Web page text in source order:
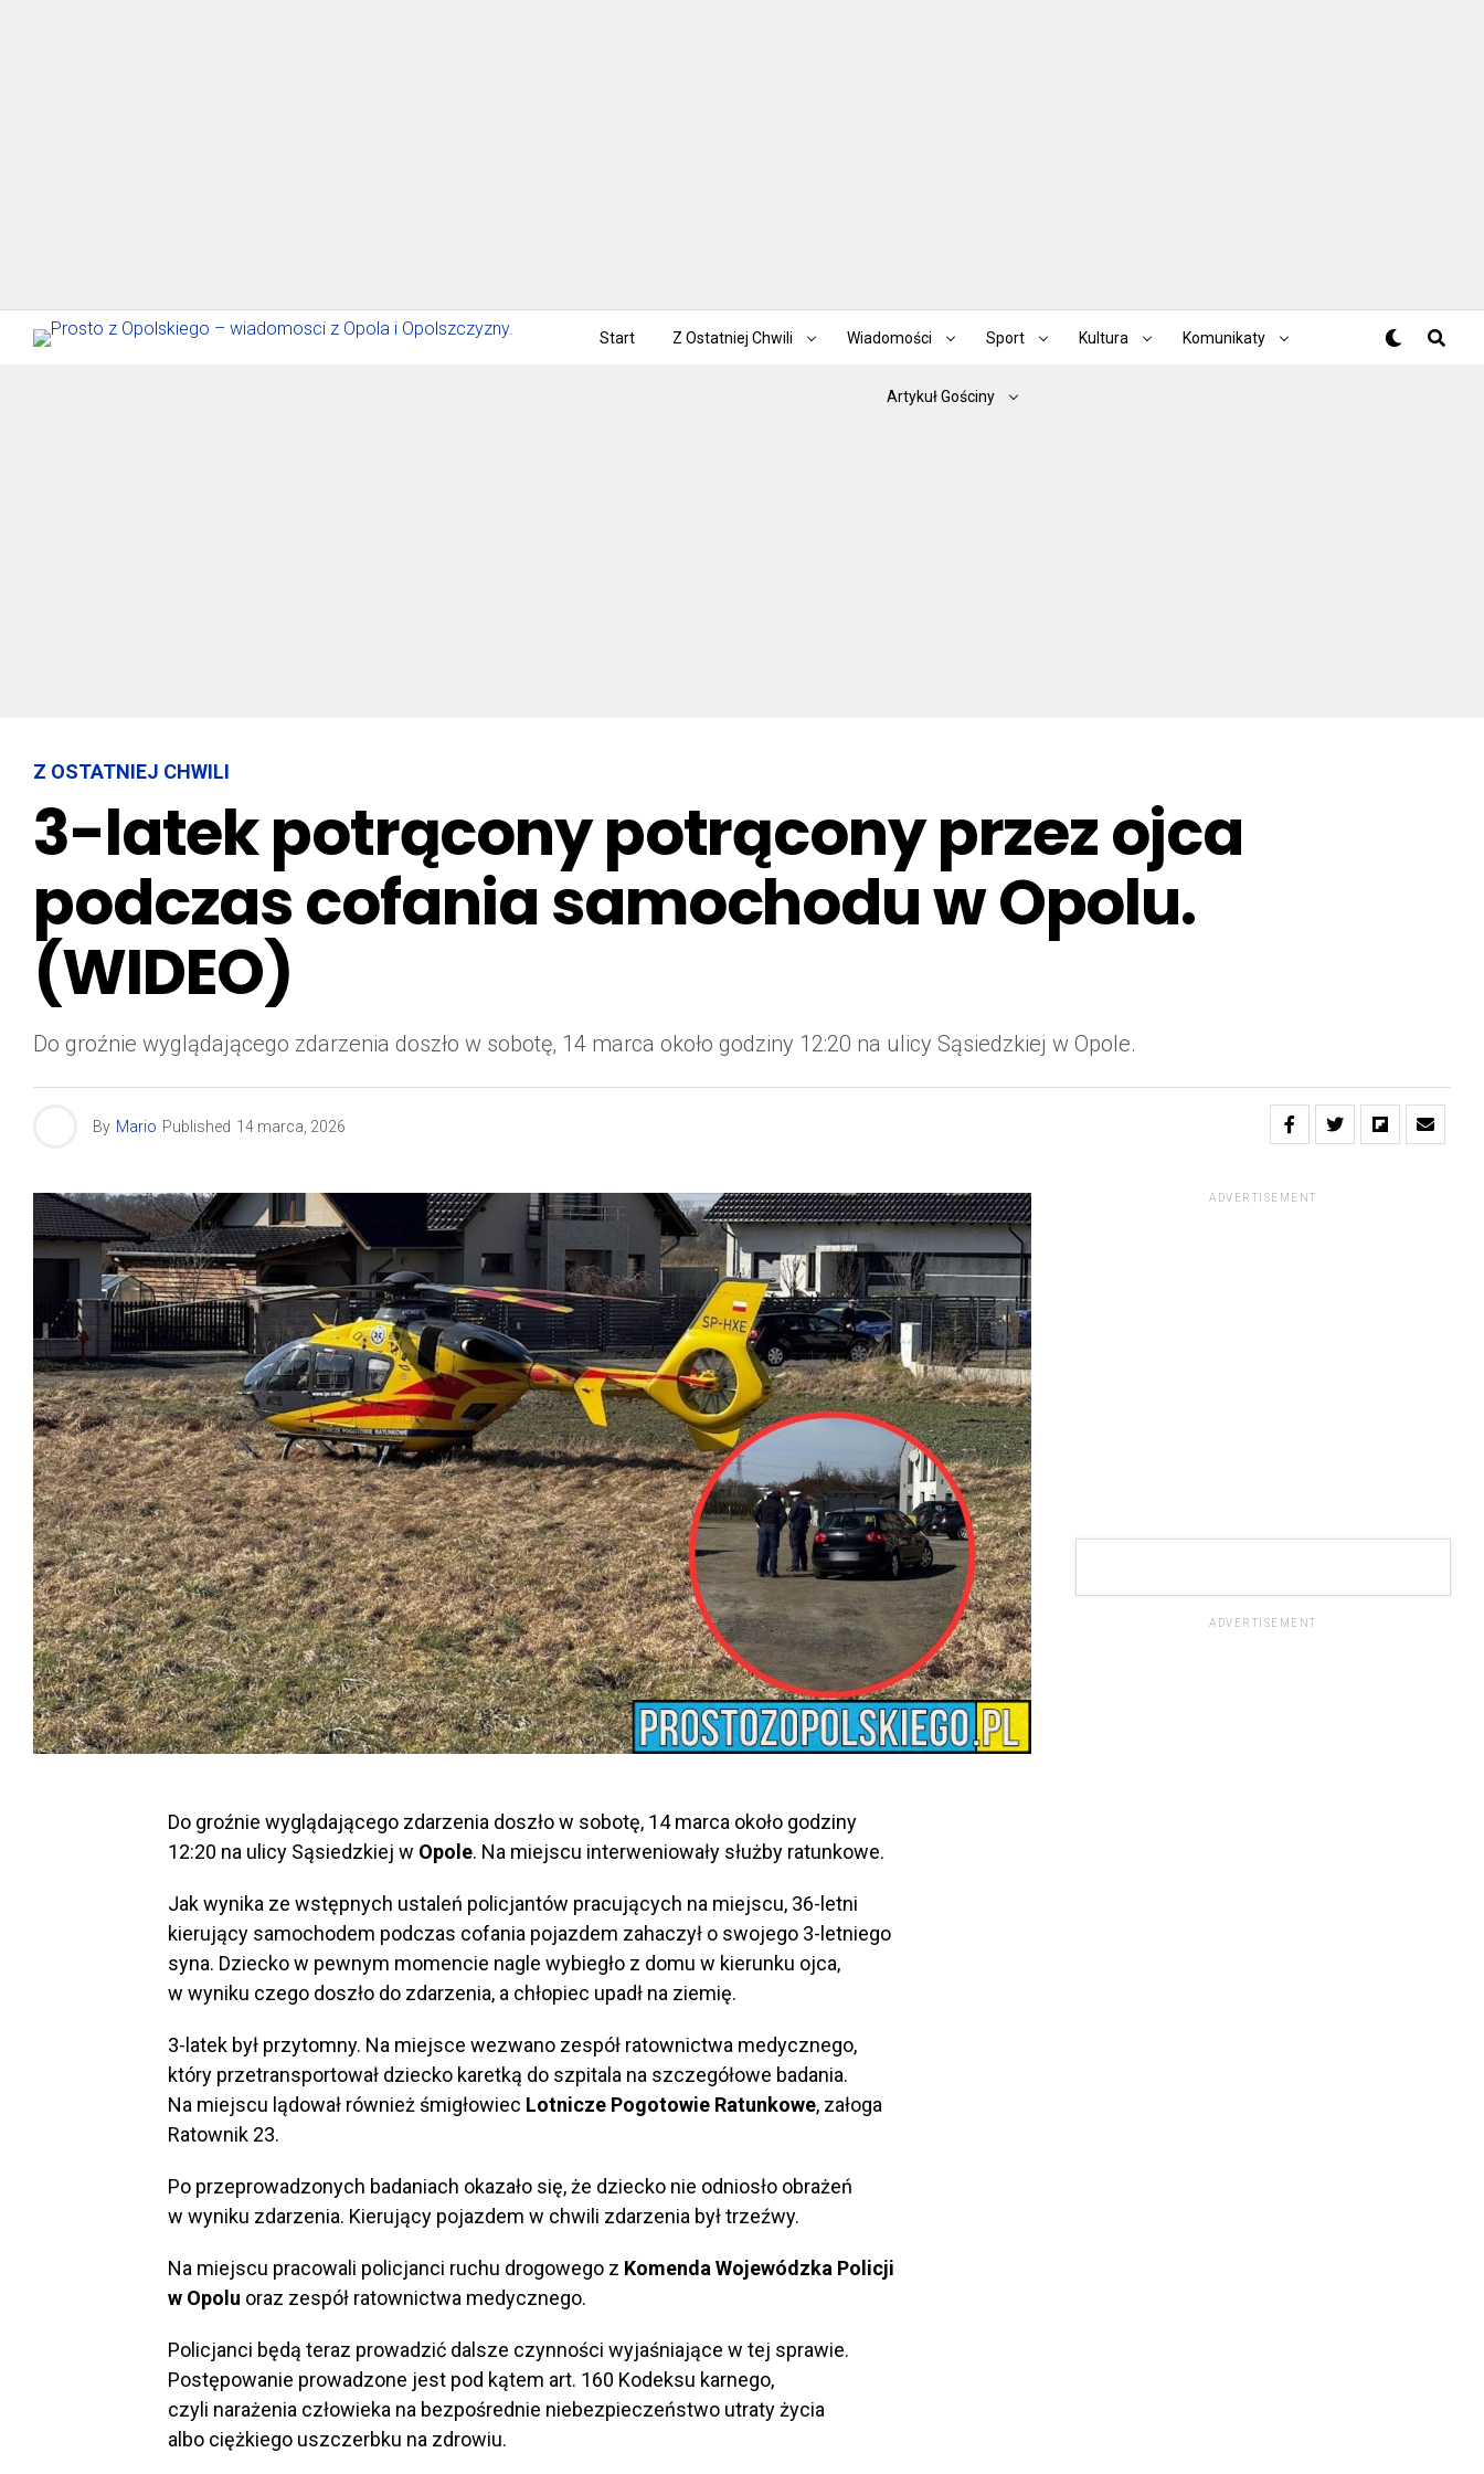
Start Z Ostatniej Chwili Wiadomości Sport Kultura Komunikaty
Artykuł Gościny
Z OSTATNIEJ CHWILI
3-latek potrącony potrącony przez ojca
podczas cofania samochodu w Opolu.
(WIDEO)
Do groźnie wyglądającego zdarzenia doszło w sobotę, 14 marca około godziny 12:20 na ulicy Sąsiedzkiej w Opole.
By Mario Published 14 marca, 2026
Do groźnie wyglądającego zdarzenia doszło w sobotę, 14 marca około godziny
12:20 na ulicy Sąsiedzkiej w Opole. Na miejscu interweniowały służby ratunkowe.
Jak wynika ze wstępnych ustaleń policjantów pracujących na miejscu, 36-letni
kierujący samochodem podczas cofania pojazdem zahaczył o swojego 3-letniego
syna. Dziecko w pewnym momencie nagle wybiegło z domu w kierunku ojca,
w wyniku czego doszło do zdarzenia, a chłopiec upadł na ziemię.
3-latek był przytomny. Na miejsce wezwano zespół ratownictwa medycznego,
który przetransportował dziecko karetką do szpitala na szczegółowe badania.
Na miejscu lądował również śmigłowiec Lotnicze Pogotowie Ratunkowe, załoga
Ratownik 23.
Po przeprowadzonych badaniach okazało się, że dziecko nie odniosło obrażeń
w wyniku zdarzenia. Kierujący pojazdem w chwili zdarzenia był trzeźwy.
Na miejscu pracowali policjanci ruchu drogowego z Komenda Wojewódzka Policji
w Opolu oraz zespół ratownictwa medycznego.
Policjanci będą teraz prowadzić dalsze czynności wyjaśniające w tej sprawie.
Postępowanie prowadzone jest pod kątem art. 160 Kodeksu karnego,
czyli narażenia człowieka na bezpośrednie niebezpieczeństwo utraty życia
albo ciężkiego uszczerbku na zdrowiu.
ADVERTISEMENT
ADVERTISEMENT